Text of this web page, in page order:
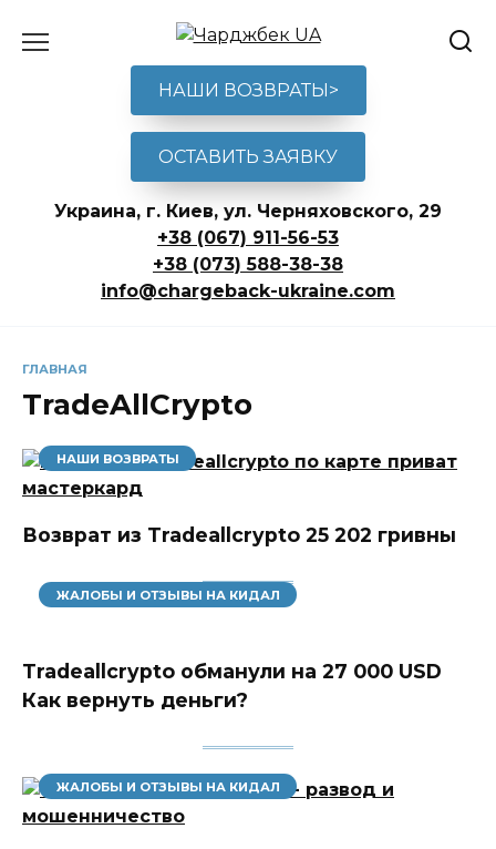
НАШИ ВОЗВРАТЫ>
ОСТАВИТЬ ЗАЯВКУ
Украина, г. Киев, ул. Черняховского, 29
+38 (067) 911-56-53
+38 (073) 588-38-38
info@chargeback-ukraine.com
ГЛАВНАЯ
TradeAllCrypto
НАШИ ВОЗВРАТЫ
Возврат из Tradeallcrypto 25 202 гривны
ЖАЛОБЫ И ОТЗЫВЫ НА КИДАЛ
Tradeallcrypto обманули на 27 000 USD
Как вернуть деньги?
ЖАЛОБЫ И ОТЗЫВЫ НА КИДАЛ